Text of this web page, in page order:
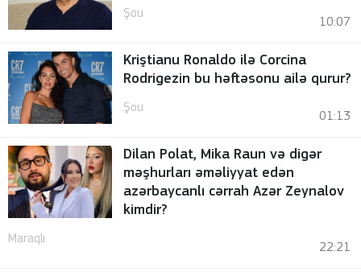
Şou
10:07
Kriştianu Ronaldo ilə Corcina
Rodrigezin bu həftəsonu ailə qurur?
Şou
01:13
Dilan Polat, Mika Raun və digər
məşhurları əməliyyat edən
azərbaycanlı cərrah Azər Zeynalov
kimdir?
Maraqlı
22:21